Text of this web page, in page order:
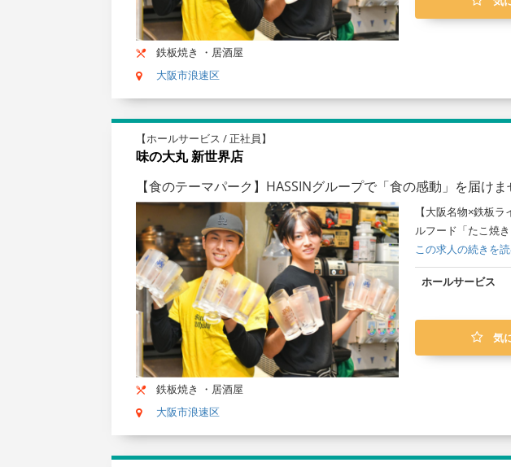
鉄板焼き ・居酒屋
大阪市浪速区
【ホールサービス / 正社員】
味の大丸 新世界店
【食のテーマパーク】HASSINグループで「食の感動」を届け
鉄板焼き ・居酒屋
大阪市浪速区
【大阪名物×鉄板
ルフード「たこ焼
この求人の続きを
ホールサービス
気